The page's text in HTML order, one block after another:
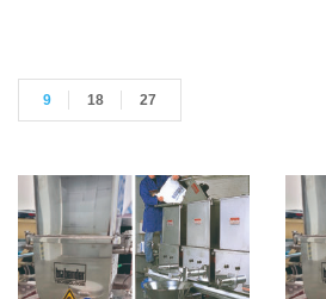
9 18 27